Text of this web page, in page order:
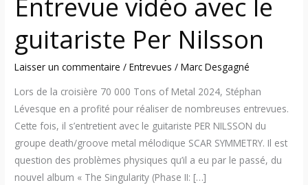
Entrevue vidéo avec le
guitariste Per Nilsson
Laisser un commentaire /Entrevues /Marc Desgagné
Lors de la croisière 70 000 Tons of Metal 2024, Stéphan
Lévesque en a profité pour réaliser de nombreuses entrevues.
Cette fois, il s’entretient avec le guitariste PER NILSSON du
groupe death/groove metal mélodique SCAR SYMMETRY. Il est
question des problèmes physiques qu’il a eu par le passé, du
nouvel album « The Singularity (Phase II: […]